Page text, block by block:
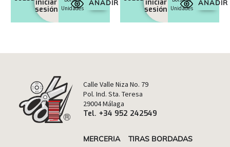
iniciar
sesión Unidades
AÑADIR iniciar
sesión Unidades
AÑADIR
Calle Valle Niza No. 79
Pol. Ind. Sta. Teresa
29004 Málaga
Tel. +34 952 242549
MERCERIA
TIRAS BORDADAS